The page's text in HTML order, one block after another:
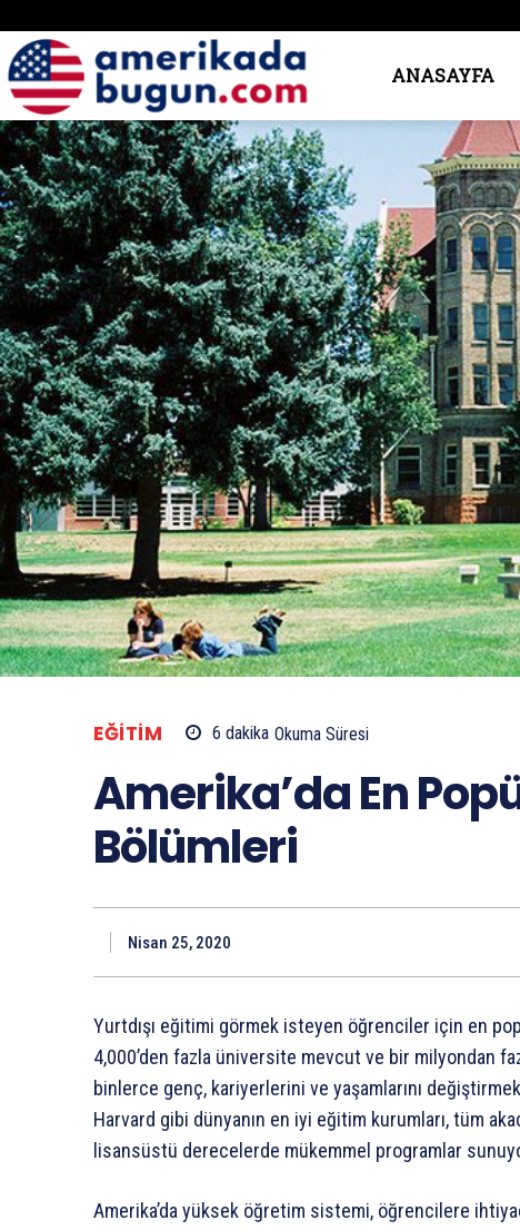
Amerika’da
Bugün
ANASAYFA
EĞITIM 6 dakika Okuma Süresi
Amerika’da En
Bölümleri
Nisan 25, 2020
Yurtdışı eğitimi görmek isteyen öğrenciler için en
4,000’den fazla üniversite mevcut ve bir milyondan
binlerce genç, kariyerlerini ve yaşamlarını
Harvard gibi dünyanın en iyi eğitim kurumları, tüm
lisansüstü derecelerde mükemmel programlar
Amerika’da yüksek öğretim sistemi, öğrencilere